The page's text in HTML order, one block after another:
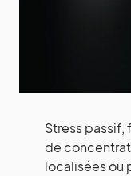
Stress
de
localisées ou